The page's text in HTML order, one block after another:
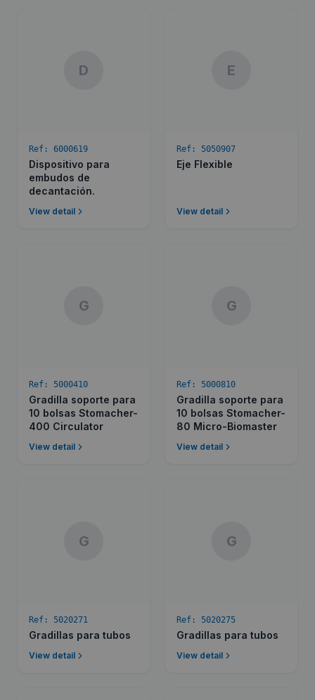
D
Ref: 6000619
Dispositivo para
embudos de
decantación.
View detail
E
Ref: 5050907
Eje Flexible
View detail
G
Ref: 5000410
Gradilla soporte para
10 bolsas Stomacher-
400 Circulator
View detail
G
Ref: 5000810
Gradilla soporte para
10 bolsas Stomacher-
80 Micro-Biomaster
View detail
G
Ref: 5020271
Gradillas para tubos
View detail
G
Ref: 5020275
Gradillas para tubos
View detail